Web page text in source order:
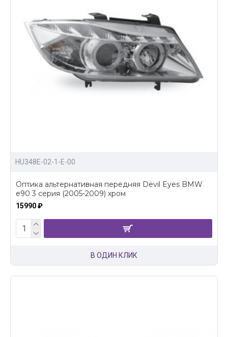
HU348E-02-1-E-00
Оптика альтернативная передняя Devil Eyes BMW
e90 3 серия (2005-2009) хром
15990 ₽
В ОДИН КЛИК